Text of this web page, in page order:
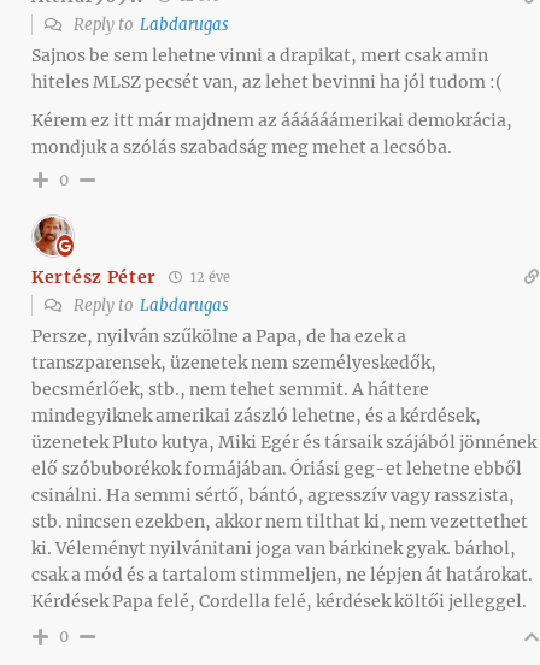
Reply to Labdarugas
Sajnos be sem lehetne vinni a drapikat, mert csak amin
hiteles MLSZ pecsét van, az lehet bevinni ha jól tudom :(
Kérem ez itt már majdnem az áááááámerikai demokrácia,
mondjuk a szólás szabadság meg mehet a lecsóba.
0
Kertész Péter 12 éve
Reply to Labdarugas
Persze, nyilván szűkölne a Papa, de ha ezek a
transzparensek, üzenetek nem személyeskedők,
becsmérlőek, stb., nem tehet semmit. A háttere
mindegyiknek amerikai zászló lehetne, és a kérdések,
üzenetek Pluto kutya, Miki Egér és társaik szájából jönnének
elő szóbuborékok formájában. Óriási geg-et lehetne ebből
csinálni. Ha semmi sértő, bántó, agresszív vagy rasszista,
stb. nincsen ezekben, akkor nem tilthat ki, nem vezettethet
ki. Véleményt nyilvánitani joga van bárkinek gyak. bárhol,
csak a mód és a tartalom stimmeljen, ne lépjen át határokat.
Kérdések Papa felé, Cordella felé, kérdések költői jelleggel.
0